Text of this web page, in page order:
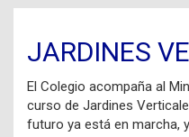
JARDINES
El Colegio acompaña al
curso de Jardines
futuro ya está en marcha,